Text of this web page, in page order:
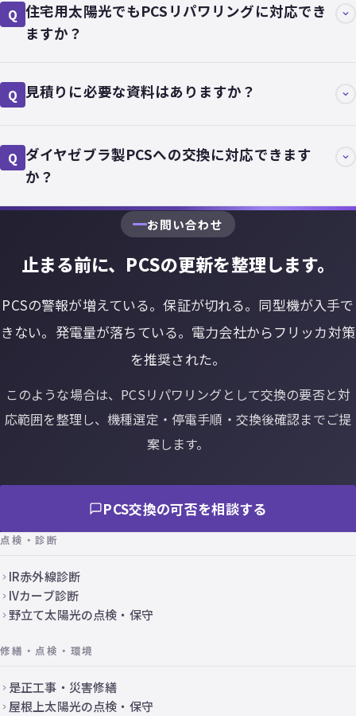
Q 住宅用太陽光でもPCSリパワリングに対応でき
ますか？
Q 見積りに必要な資料はありますか？
Q ダイヤゼブラ製PCSへの交換に対応できます
か？
お問い合わせ
止まる前に、PCSの更新を整理します。
PCSの警報が増えている。保証が切れる。同型機が入手で
きない。発電量が落ちている。電力会社からフリッカ対策
を推奨された。
このような場合は、PCSリパワリングとして交換の要否と対
応範囲を整理し、機種選定・停電手順・交換後確認までご提
案します。
PCS交換の可否を相談する
点検・診断
IR赤外線診断
IVカーブ診断
野立て太陽光の点検・保守
修繕・点検・環境
是正工事・災害修繕
屋根上太陽光の点検・保守